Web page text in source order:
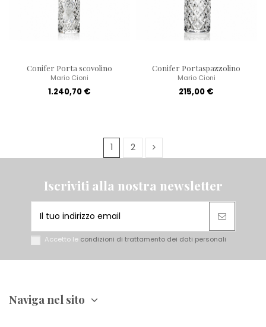
Conifer Porta scovolino
Mario Cioni
1.240,70 €
Conifer Portaspazzolino
Mario Cioni
215,00 €
1 2
Iscriviti alla nostra newsletter
Accetto le condizioni di trattamento dei dati personali
Naviga nel sito